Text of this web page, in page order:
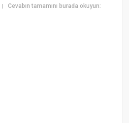
|Cevabın tamamını burada okuyun: